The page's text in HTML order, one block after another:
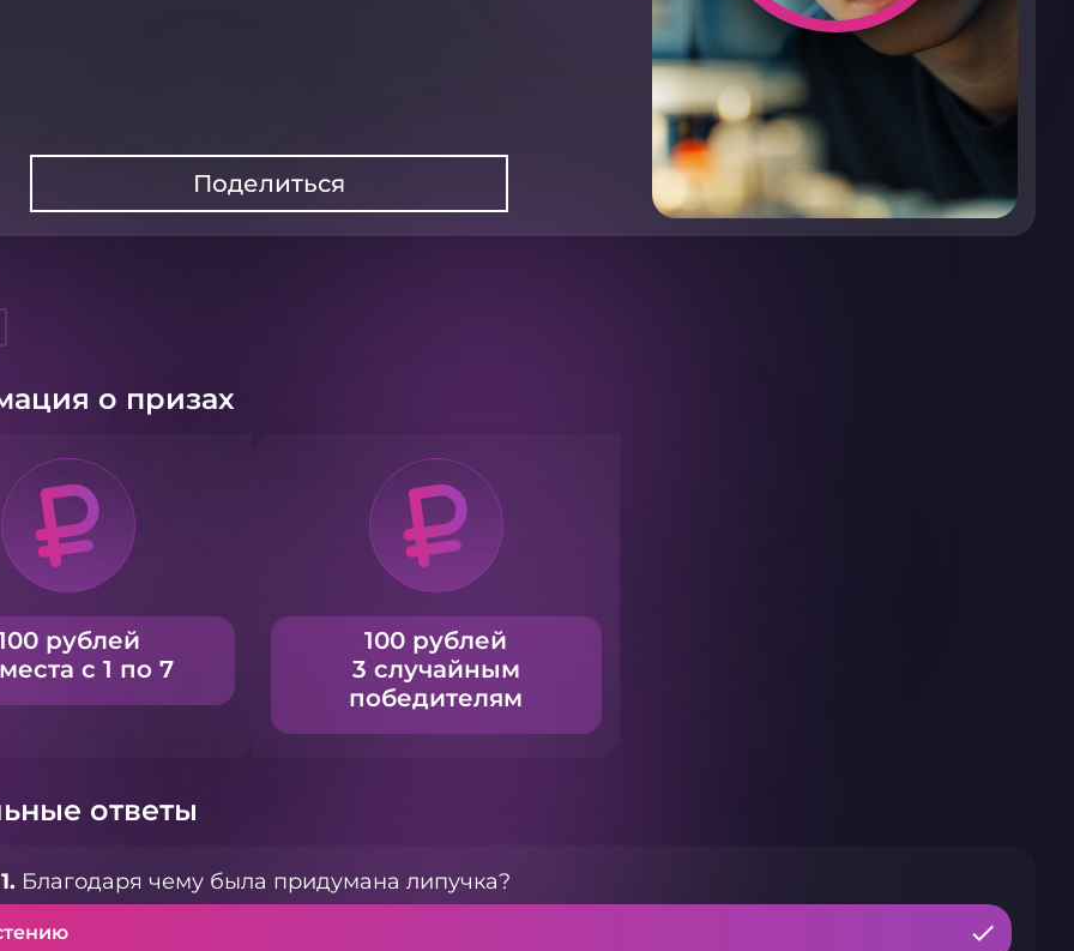
Поделиться
о призах
рублей
с 1 по 7
100 рублей
3 случайным
победителям
ответы
Благодаря чему была придумана липучка?